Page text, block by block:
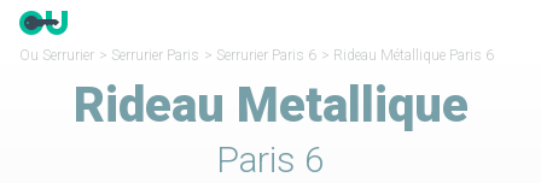
Ou Serrurier > Serrurier Paris > Serrurier Paris 6 > Rideau Métallique Paris 6
Rideau Metallique
Paris 6